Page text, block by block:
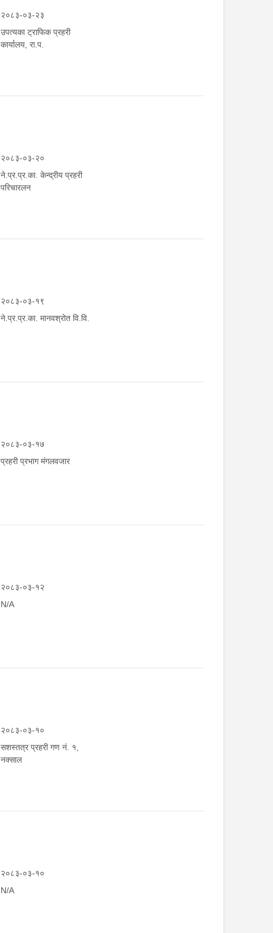
२०८३-०३-२३
उपत्यका ट्राफिक प्रहरी
कार्यालय, रा.प.
२०८३-०३-२०
ने.प्र.प्र.का. केन्द्रीय प्रहरी
परिचारलन
२०८३-०३-१९
ने.प्र.प्र.का. मानवश्रोत वि.वि.
२०८३-०३-१७
प्रहरी प्रभाग मंगलवजार
२०८३-०३-१२
N/A
२०८३-०३-१०
सशस्तत्र प्रहरी गण नं. १,
नक्साल
२०८३-०३-१०
N/A